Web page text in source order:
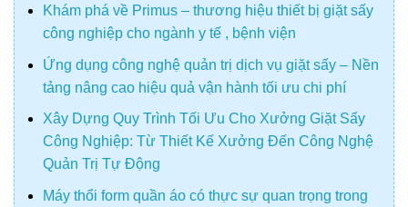
Khám phá về Primus – thương hiệu thiết bị giặt sấy
công nghiệp cho ngành y tế , bệnh viện
Ứng dụng công nghệ quản trị dịch vụ giặt sấy – Nền
tảng nâng cao hiệu quả vận hành tối ưu chi phí
Xây Dựng Quy Trình Tối Ưu Cho Xưởng Giặt Sấy
Công Nghiệp: Từ Thiết Kế Xưởng Đến Công Nghệ
Quản Trị Tự Động
Máy thổi form quần áo có thực sự quan trọng trong